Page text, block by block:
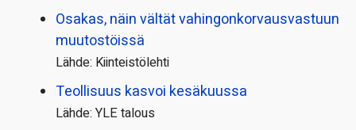
Osakas, näin vältät vahingonkorvausvastuun
muutostöissä
Lähde: Kiinteistölehti
Teollisuus kasvoi kesäkuussa
Lähde: YLE talous